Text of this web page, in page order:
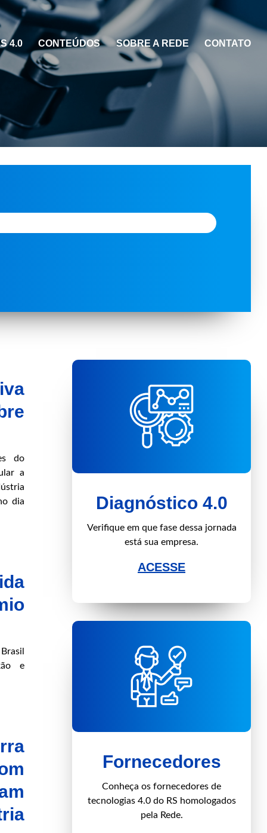
4.0 CONTEÚDOS SOBRE A REDE CONTATO
do
a
dia
e
Diagnóstico 4.0
Verifique em que fase dessa jornada
está sua empresa.
ACESSE
Fornecedores
Conheça os fornecedores de
tecnologias 4.0 do RS homologados
pela Rede.